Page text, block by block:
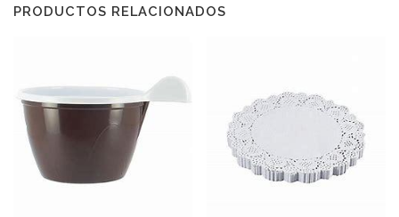
PRODUCTOS RELACIONADOS